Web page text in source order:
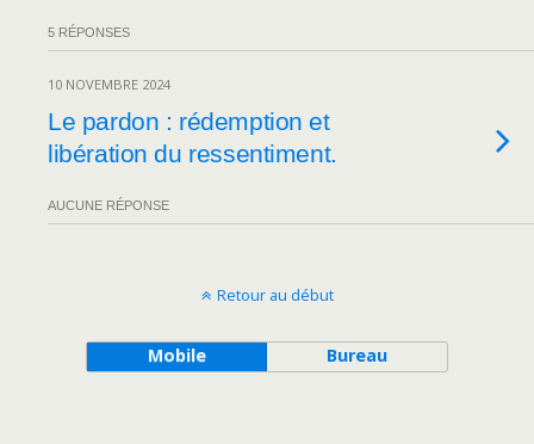
5 RÉPONSES
10 NOVEMBRE 2024
Le pardon : rédemption et
libération du ressentiment.
AUCUNE RÉPONSE
Retour au début
Mobile Bureau